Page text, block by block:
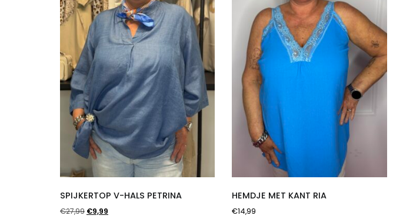
SPIJKERTOP V-HALS PETRINA
€27,99 Oorspronkelijke
€9,99
HEMDJE MET KANT RIA
€14,99